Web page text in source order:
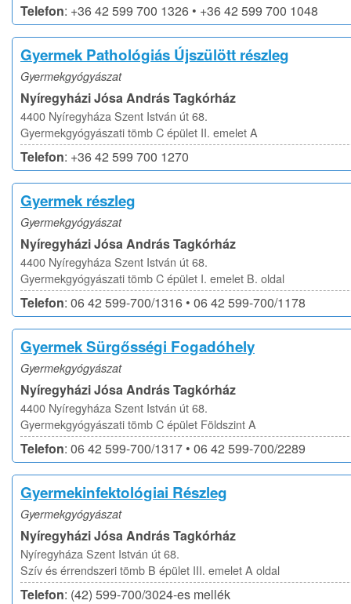
Telefon: +36 42 599 700 1326 • +36 42 599 700 1048
Gyermek Pathológiás Újszülött részleg
Gyermekgyógyászat
Nyíregyházi Jósa András Tagkórház
4400 Nyíregyháza Szent István út 68.
Gyermekgyógyászati tömb C épület II. emelet A
Telefon: +36 42 599 700 1270
Gyermek részleg
Gyermekgyógyászat
Nyíregyházi Jósa András Tagkórház
4400 Nyíregyháza Szent István út 68.
Gyermekgyógyászati tömb C épület I. emelet B. oldal
Telefon: 06 42 599-700/1316 • 06 42 599-700/1178
Gyermek Sürgősségi Fogadóhely
Gyermekgyógyászat
Nyíregyházi Jósa András Tagkórház
4400 Nyíregyháza Szent István út 68.
Gyermekgyógyászati tömb C épület Földszint A
Telefon: 06 42 599-700/1317 • 06 42 599-700/2289
Gyermekinfektológiai Részleg
Gyermekgyógyászat
Nyíregyházi Jósa András Tagkórház
Nyíregyháza Szent István út 68.
Szív és érrendszeri tömb B épület III. emelet A oldal
Telefon: (42) 599-700/3024-es mellék